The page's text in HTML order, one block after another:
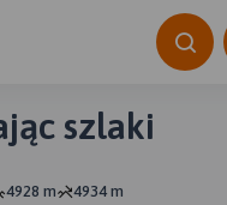
szlaki
4928 m
4934 m